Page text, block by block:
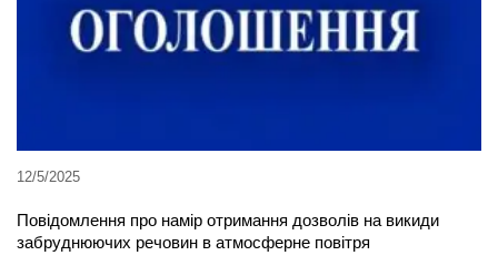
12/5/2025
Повідомлення про намір отримання дозволів на викиди
забруднюючих речовин в атмосферне повітря